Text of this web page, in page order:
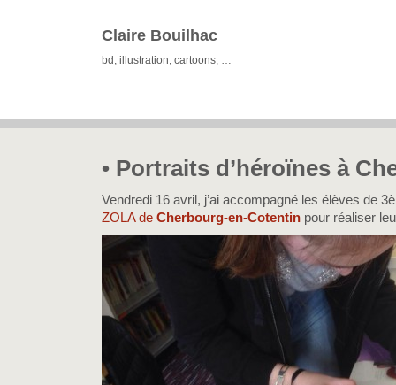
Claire Bouilhac
bd, illustration, cartoons, …
• Portraits d’héroïnes à
Vendredi 16 avril, j’ai accompagné les élèves de
ZOLA de Cherbourg-en-Cotentin pour réaliser